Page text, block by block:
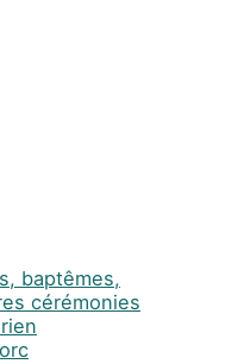
baptêmes,
cérémonies